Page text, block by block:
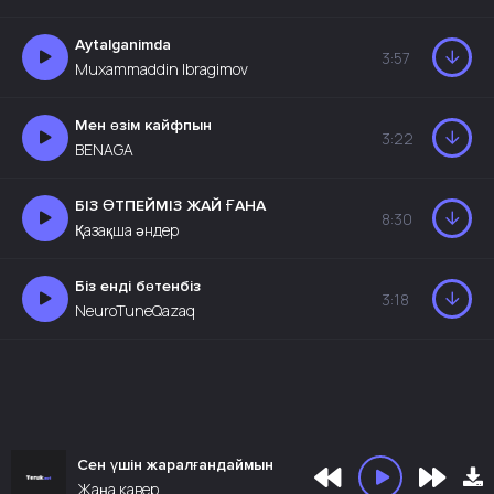
Aytalganimda
Muxammaddin Ibragimov
3:57
Мен өзім кайфпын
BENAGA
3:22
БІЗ ӨТПЕЙМІЗ ЖАЙ ҒАНА
Қазақша әндер
8:30
Біз енді бөтенбіз
NeuroTuneQazaq
3:18
Сен үшін жаралғандаймын
Жаңа кавер